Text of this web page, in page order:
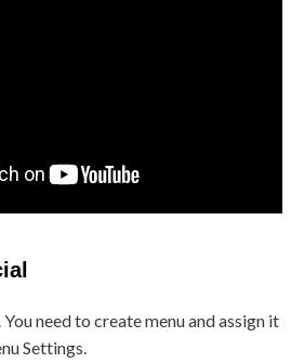
need to create menu and assign it
Settings.